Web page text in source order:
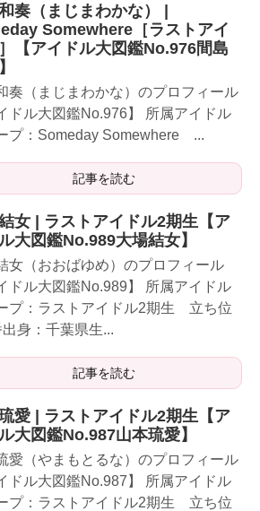
奏（まじまわかな） |
Somewhere［ラストアイ
【アイドル大図鑑No.976間島
奏（まじまわかな）のプロフィール
ドル大図鑑No.976】 所属アイドル
プ：Someday Somewhere ...
記事を読む
女 | ラストアイドル2期生【ア
大図鑑No.989大場結女】
女（おおばゆめ）のプロフィール
ドル大図鑑No.989】 所属アイドル
プ：ラストアイドル2期生 立ち位
身：千葉県生...
記事を読む
愛 | ラストアイドル2期生【ア
大図鑑No.987山本琉愛】
愛（やまもとるな）のプロフィール
ドル大図鑑No.987】 所属アイドル
プ：ラストアイドル2期生 立ち位